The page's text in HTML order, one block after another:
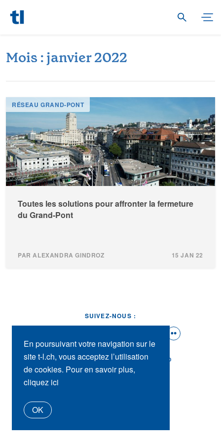
Mois :janvier2022
RÉSEAU GRAND-PONT
Toutes les solutions pour affronter la fermeture
du Grand-Pont
PAR ALEXANDRA GINDROZ 15 JAN 22
SUIVEZ-NOUS :
t-l.ch Presse Contact tl_shop
En poursuivant votre navigation sur le
site t-l.ch, vous acceptez l’utilisation
de cookies. Pour en savoir plus,
cliquez ici
OK